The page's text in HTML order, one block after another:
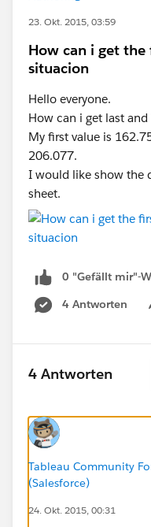
23. Okt. 2015, 03:59
How can i get
situacion
Hello everyone.
How can i get last
My first value is
206.077.
I would like show the
sheet.
0 "Gefällt mir"-
4 Antworten
4 Antworten
Tableau Community
(Salesforce)
24. Okt. 2015, 00:31